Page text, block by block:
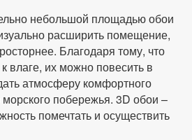
небольшой площадью обои
расширить помещение,
Благодаря тому, что
влаге, их можно повесить в
атмосферу комфортного
побережья. 3D обои –
помечтать и осуществить